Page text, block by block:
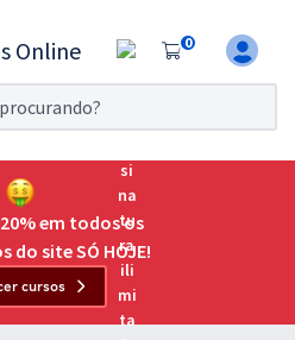
0
por 7 dias!
para o Exame da
as principais
20% em todos os
do site SÓ HOJE!
cursos